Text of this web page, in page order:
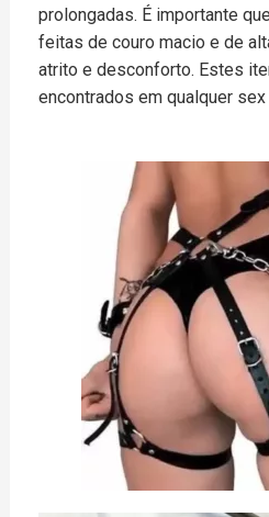
prolongadas. É importante
feitas de couro macio e de
atrito e desconforto. Estes
encontrados em qualquer